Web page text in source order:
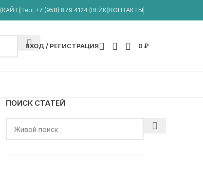
(КАЙТ) Тел: +7 (958) 879 4124 (ВЕЙК) КОНТАКТЫ
ВХОД / РЕГИСТРАЦИЯ 0 ₽
ПОИСК СТАТЕЙ